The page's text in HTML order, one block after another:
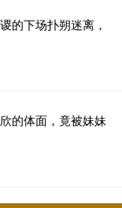
的下场扑朔迷离，
的体面，竟被妹妹